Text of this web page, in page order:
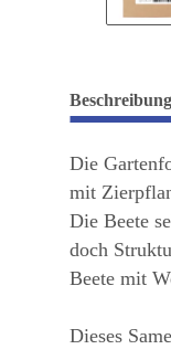
Beschreibung
Die
mit
Die Beete
doch
Beete mit
Dieses